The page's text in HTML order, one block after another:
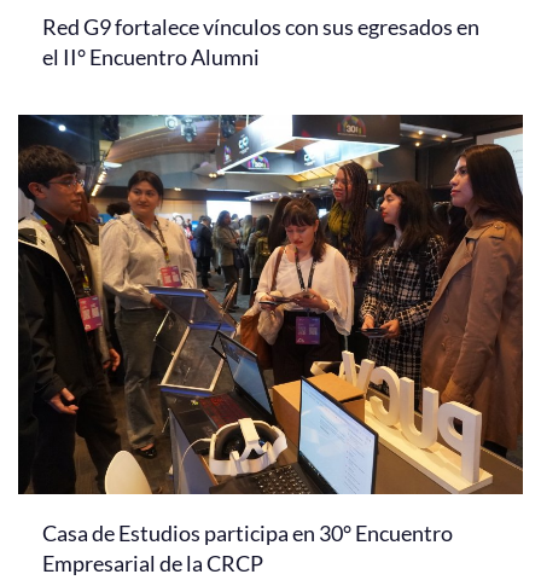
Red G9 fortalece vínculos con sus egresados en
el II° Encuentro Alumni
Casa de Estudios participa en 30° Encuentro
Empresarial de la CRCP